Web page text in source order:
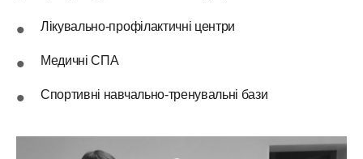
Лікувально-профілактичні центри
Медичні СПА
Спортивні навчально-тренувальні бази